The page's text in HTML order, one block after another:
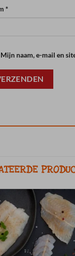
*
Mijn naam, e-mail en